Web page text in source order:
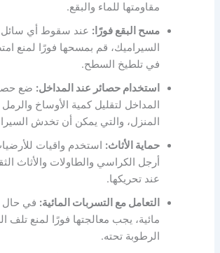
مقاومتها للماء والبقع.
مسح البقع فورًا: عند سقوط أي سائل
السيراميك، قم بمسحها فورًا لمنع
في تلطيخ السطح.
استخدام حصائر عند المداخل: ضع
المداخل لتقليل كمية الأوساخ
المنزل، والتي يمكن أن تخدش
حماية الأثاث: استخدم واقيات
أرجل الكراسي والطاولات والأثاث
عند تحريكها.
التعامل مع التسربات المائية: في حال
مائية، يجب معالجتها فورًا لمنع تلف
الرطوبة تحته.